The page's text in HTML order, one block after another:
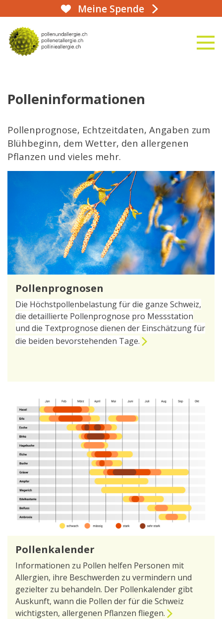
Meine Spende
aha!infoline 031 359 90 50
Polleninformationen
Pollenprognose, Echtzeitdaten, Angaben zum
Blühbeginn, dem Wetter, den allergenen
Pflanzen und vieles mehr.
Pollenprognosen
Die Höchstpollenbelastung für die ganze Schweiz,
die detaillierte Pollenprognose pro Messstation
und die Textprognose dienen der Einschätzung für
die beiden bevorstehenden Tage.
Pollenkalender
Informationen zu Pollen helfen Personen mit
Allergien, ihre Beschwerden zu vermindern und
gezielter zu behandeln. Der Pollenkalender gibt
Auskunft, wann die Pollen der für die Schweiz
wichtigsten, allergenen Pflanzen fliegen.